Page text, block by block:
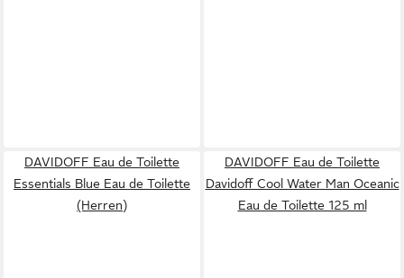
DAVIDOFF Eau de Toilette
Essentials Blue Eau de Toilette
(Herren)
DAVIDOFF Eau de Toilette
Davidoff Cool Water Man Oceanic
Eau de Toilette 125 ml